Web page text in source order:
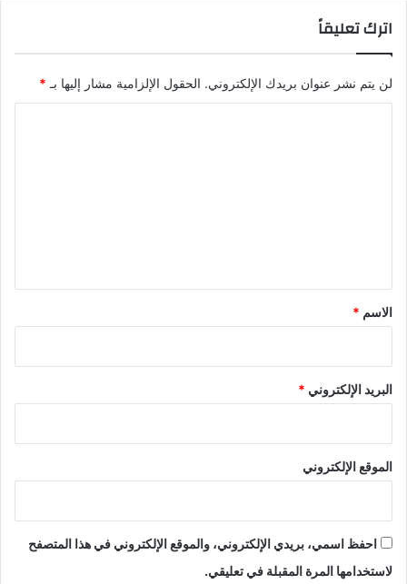
اترك تعليقاً
لن يتم نشر عنوان بريدك الإلكتروني. الحقول الإلزامية مشار إليها بـ *
*
الاسم *
البريد الإلكتروني *
الموقع الإلكتروني
احفظ اسمي، بريدي الإلكتروني، والموقع الإلكتروني في هذا المتصفح
لاستخدامها المرة المقبلة في تعليقي.